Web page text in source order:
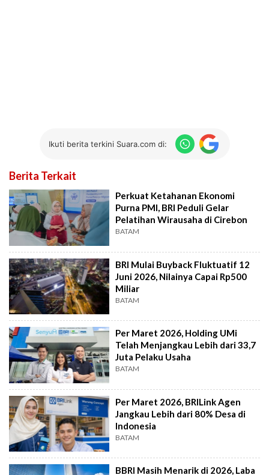
Ikuti berita terkini Suara.com di:
Berita Terkait
Perkuat Ketahanan Ekonomi
Purna PMI, BRI Peduli Gelar
Pelatihan Wirausaha di Cirebon
BATAM
BRI Mulai Buyback Fluktuatif 12
Juni 2026, Nilainya Capai Rp500
Miliar
BATAM
Per Maret 2026, Holding UMi
Telah Menjangkau Lebih dari 33,7
Juta Pelaku Usaha
BATAM
Per Maret 2026, BRILink Agen
Jangkau Lebih dari 80% Desa di
Indonesia
BATAM
BBRI Masih Menarik di 2026, Laba